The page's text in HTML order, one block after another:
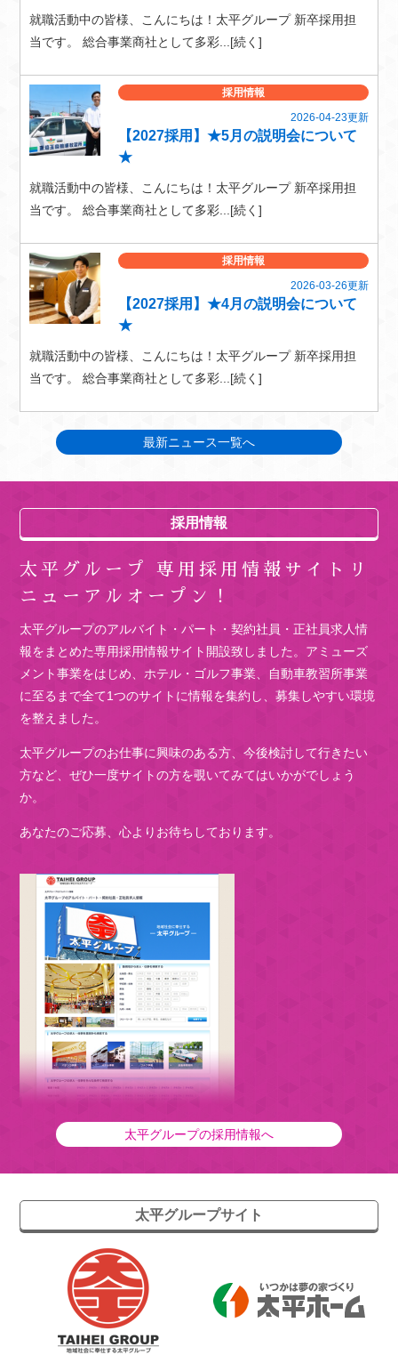
就職活動中の皆様、こんにちは！太平グループ 新卒採用担
当です。 総合事業商社として多彩...[続く]
採用情報
2026-04-23更新
【2027採用】★5月の説明会について
★
就職活動中の皆様、こんにちは！太平グループ 新卒採用担
当です。 総合事業商社として多彩...[続く]
採用情報
2026-03-26更新
【2027採用】★4月の説明会について
★
就職活動中の皆様、こんにちは！太平グループ 新卒採用担
当です。 総合事業商社として多彩...[続く]
最新ニュース一覧へ
採用情報
太平グループ 専用採用情報サイトリ
ニューアルオープン！
太平グループのアルバイト・パート・契約社員・正社員求人情
報をまとめた専用採用情報サイト開設致しました。アミューズ
メント事業をはじめ、ホテル・ゴルフ事業、自動車教習所事業
に至るまで全て1つのサイトに情報を集約し、募集しやすい環境
を整えました。
太平グループのお仕事に興味のある方、今後検討して行きたい
方など、ぜひ一度サイトの方を覗いてみてはいかがでしょう
か。
あなたのご応募、心よりお待ちしております。
太平グループの採用情報へ
太平グループサイト